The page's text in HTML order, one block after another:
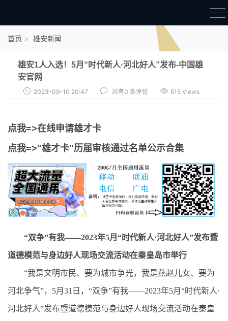
审核通过公示
首页 雄安新闻
雄安1人入选！5月“时代新人·河北好人”发布-中国雄
安官网
2023-09-10 20:47 共有0 条评论 515 Views
点我=>在线申请雄才卡
点我=>"雄才卡"历届审核通过名单公示合集
“双争”有我——2023年5月“时代新人·河北好人”发布暨
道德模范与身边好人现场交流活动在秦皇岛市举行
“我是文明市民、要为城市争光，我是燕赵儿女、要为
河北争气”，5月31日，“双争”有我——2023年5月“时代新人·
河北好人”发布暨道德模范与身边好人现场交流活动在秦皇